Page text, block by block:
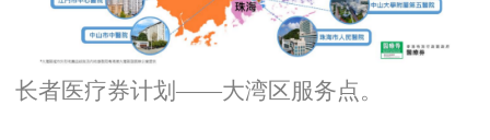
长者医疗券计划——大湾区服务点。